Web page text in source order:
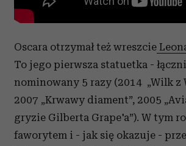
Oscara otrzymał też wreszcie
To jego pierwsza statuetka -
nominowany 5 razy (2014 „Wilk z
2007 „Krwawy diament”, 2005
gryzie Gilberta Grape'a”). W tym
faworytem i - jak się okazuje -